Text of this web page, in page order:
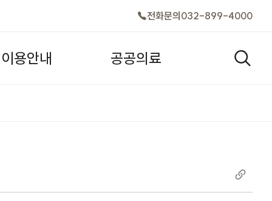
전화문의 032-899-4000
이용안내 공공의료 검색창